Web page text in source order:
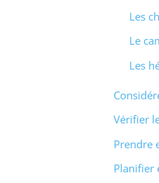
Les
Le
Les
Vérifier
Prendre
Planifier